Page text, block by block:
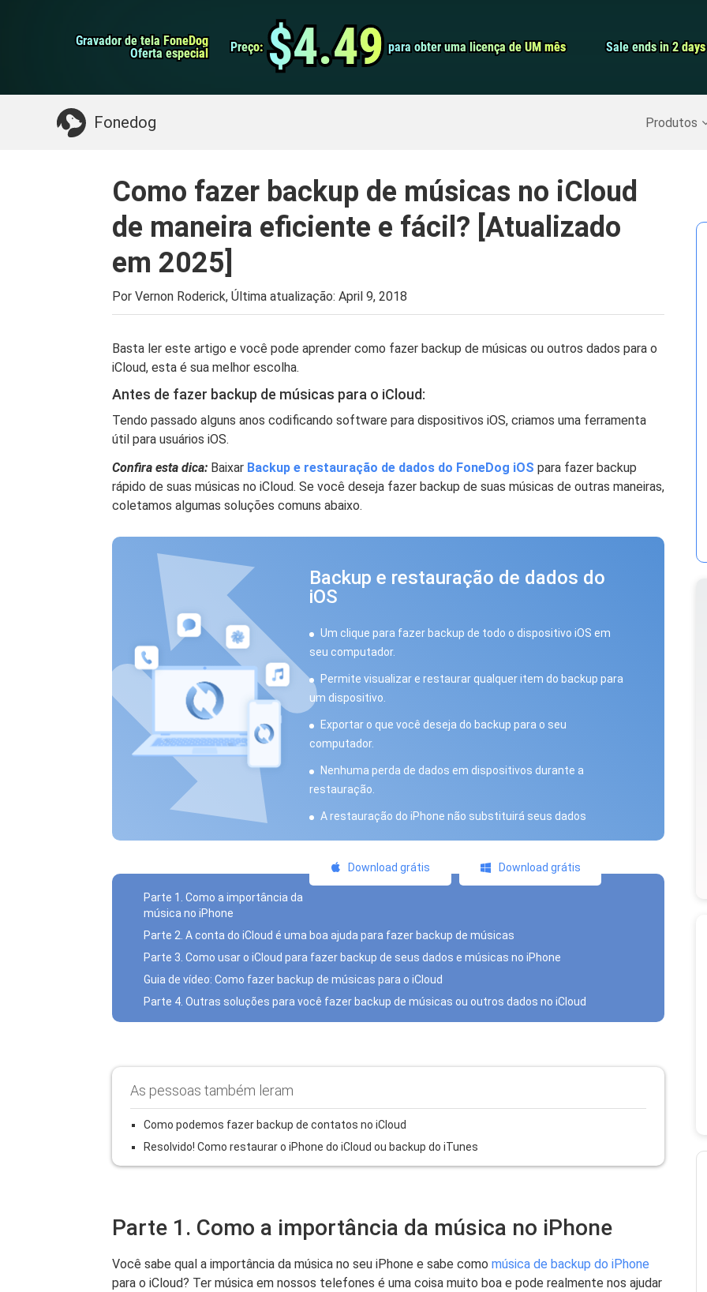
Gravador de tela FoneDog
Gravador de tela FoneDog
Oferta especial
Oferta especial Preço:
Preço: $4.49
$4.49 para obter uma licença de UM mês
para obter uma licença de UM mês Sale ends in 2 days
Sale ends in 2 days
Fonedog Produtos
iPhone Cleaner Screen
Algo que você pode precisar: Backup do iPhone>>
Como fazer backup de músicas no iCloud
de maneira eficiente e fácil? [Atualizado
em 2025]
Por Vernon Roderick, Última atualização: April 9, 2018
Basta ler este artigo e você pode aprender como fazer backup de músicas ou outros dados para o
iCloud, esta é sua melhor escolha.
Antes de fazer backup de músicas para o iCloud:
Tendo passado alguns anos codificando software para dispositivos iOS, criamos uma ferramenta
útil para usuários iOS.
Confira esta dica: Baixar Backup e restauração de dados do FoneDog iOS para fazer backup
rápido de suas músicas no iCloud. Se você deseja fazer backup de suas músicas de outras maneiras,
coletamos algumas soluções comuns abaixo.
Backup e restauração de dados do
iOS
Um clique para fazer backup de todo o dispositivo iOS em
seu computador.
Permite visualizar e restaurar qualquer item do backup para
um dispositivo.
Exportar o que você deseja do backup para o seu
computador.
Nenhuma perda de dados em dispositivos durante a
restauração.
A restauração do iPhone não substituirá seus dados
Download grátis Download grátis
Parte 1. Como a importância da
música no iPhone
Parte 2. A conta do iCloud é uma boa ajuda para fazer backup de músicas
Parte 3. Como usar o iCloud para fazer backup de seus dados e músicas no iPhone
Guia de vídeo: Como fazer backup de músicas para o iCloud
Parte 4. Outras soluções para você fazer backup de músicas ou outros dados no iCloud
As pessoas também leram
Como podemos fazer backup de contatos no iCloud
Resolvido! Como restaurar o iPhone do iCloud ou backup do iTunes
Parte 1. Como a importância da música no iPhone
Você sabe qual a importância da música no seu iPhone e sabe como música de backup do iPhone
para o iCloud? Ter música em nossos telefones é uma coisa muito boa e pode realmente nos ajudar